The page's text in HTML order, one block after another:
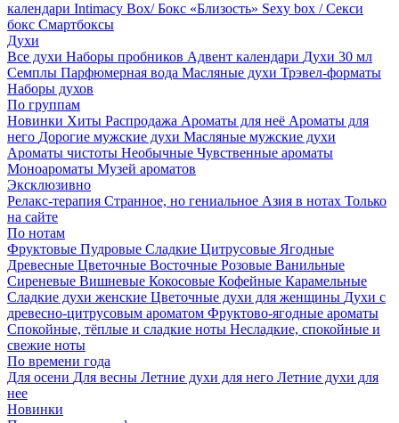
календари Intimacy Box/ Бокс «Близость» Sexy box / Секси
бокс Смартбоксы
Духи
Все духи Наборы пробников Адвент календари Духи 30 мл
Семплы Парфюмерная вода Масляные духи Трэвел-форматы
Наборы духов
По группам
Новинки Хиты Распродажа Ароматы для неё Ароматы для
него Дорогие мужские духи Масляные мужские духи
Ароматы чистоты Необычные Чувственные ароматы
Моноароматы Музей ароматов
Эксклюзивно
Релакс-терапия Странное, но гениальное Азия в нотах Только
на сайте
По нотам
Фруктовые Пудровые Сладкие Цитрусовые Ягодные
Древесные Цветочные Восточные Розовые Ванильные
Сиреневые Вишневые Кокосовые Кофейные Карамельные
Сладкие духи женские Цветочные духи для женщины Духи с
древесно-цитрусовым ароматом Фруктово-ягодные ароматы
Спокойные, тёплые и сладкие ноты Несладкие, спокойные и
свежие ноты
По времени года
Для осени Для весны Летние духи для него Летние духи для
нее
Новинки